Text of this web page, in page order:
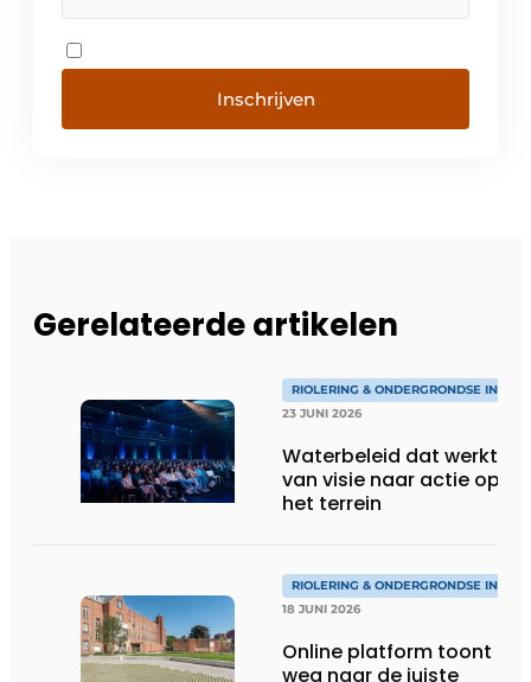
Inschrijven
Gerelateerde artikelen
RIOLERING & ONDERGRONDSE INFRA
23 JUNI 2026
Waterbeleid dat werkt:
van visie naar actie op
het terrein
RIOLERING & ONDERGRONDSE INFRA
18 JUNI 2026
Online platform toont de
weg naar de juiste